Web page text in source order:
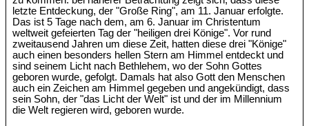
letzte Entdeckung, der "Große Ring", am 11. Januar erfolgte.
Das ist 5 Tage nach dem, am 6. Januar im Christentum
weltweit gefeierten Tag der "heiligen drei Könige". Vor rund
zweitausend Jahren um diese Zeit, hatten diese drei "Könige"
auch einen besonders hellen Stern am Himmel entdeckt und
sind seinem Licht nach Bethlehem, wo der Sohn Gottes
geboren wurde, gefolgt. Damals hat also Gott den Menschen
auch ein Zeichen am Himmel gegeben und angekündigt, dass
sein Sohn, der "das Licht der Welt" ist und der im Millennium
die Welt regieren wird, geboren wurde.